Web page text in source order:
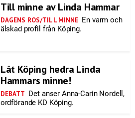
Till minne av Linda Hammar
DAGENS ROS/TILL MINNE En varm och
älskad profil från Köping.
Låt Köping hedra Linda
Hammars minne!
DEBATT Det anser Anna-Carin Nordell,
ordförande KD Köping.